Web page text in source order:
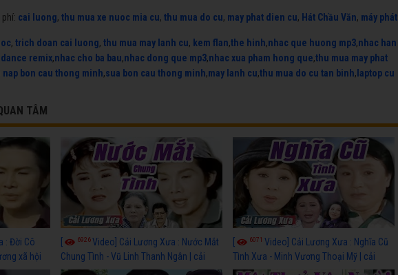
cai luong, thu mua xe nuoc mia cu, thu mua do cu, may phat dien cu, Hát Chầu Văn, máy phát
, trich doan cai luong, thu mua may lanh cu, kem flan,the hinh,nhac que huong mp3,nhac han
remix,nhac cho ba bau,nhac dong que mp3,nhac xua pham hong que,thu mua may phat
nap bon cau thong minh,sua bon cau thong minh,may lanh cu,thu mua do cu tan binh, laptop cu
TÂM
: Đời Cô
xã hội
6926Video] Cải Lương Xưa : Nước Mắt
Chung Tình - Vũ Linh Thanh Ngân | cải
lương xã hội hay nhất
6071 Video] Cải Lương Xưa : Nghĩa Cũ
Tình Xưa - Minh Vương Thoại Mỹ | cải
lương xã hội hay nhất